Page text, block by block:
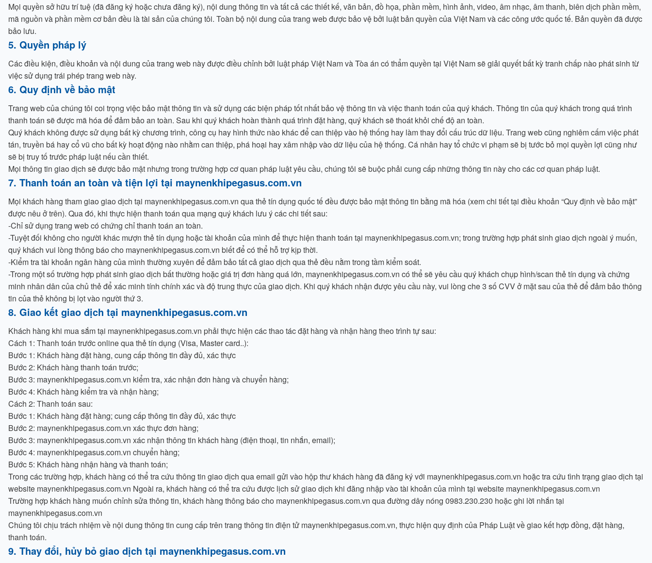
Mọi quyền sở hữu trí tuệ (đã đăng ký hoặc chưa đăng ký), nội dung thông tin và tất cả các thiết kế, văn bản, đồ họa, phần mềm, hình ảnh, video, âm nhạc, âm thanh, biên dịch phần mềm,
mã nguồn và phần mềm cơ bản đều là tài sản của chúng tôi. Toàn bộ nội dung của trang web được bảo vệ bởi luật bản quyền của Việt Nam và các công ước quốc tế. Bản quyền đã được
bảo lưu.
5. Quyền pháp lý
Các điều kiện, điều khoản và nội dung của trang web này được điều chỉnh bởi luật pháp Việt Nam và Tòa án có thẩm quyền tại Việt Nam sẽ giải quyết bất kỳ tranh chấp nào phát sinh từ
việc sử dụng trái phép trang web này.
6. Quy định về bảo mật
Trang web của chúng tôi coi trọng việc bảo mật thông tin và sử dụng các biện pháp tốt nhất bảo vệ thông tin và việc thanh toán của quý khách. Thông tin của quý khách trong quá trình
thanh toán sẽ được mã hóa để đảm bảo an toàn. Sau khi quý khách hoàn thành quá trình đặt hàng, quý khách sẽ thoát khỏi chế độ an toàn.
Quý khách không được sử dụng bất kỳ chương trình, công cụ hay hình thức nào khác để can thiệp vào hệ thống hay làm thay đổi cấu trúc dữ liệu. Trang web cũng nghiêm cấm việc phát
tán, truyền bá hay cổ vũ cho bất kỳ hoạt động nào nhằm can thiệp, phá hoại hay xâm nhập vào dữ liệu của hệ thống. Cá nhân hay tổ chức vi phạm sẽ bị tước bỏ mọi quyền lợi cũng như
sẽ bị truy tố trước pháp luật nếu cần thiết.
Mọi thông tin giao dịch sẽ được bảo mật nhưng trong trường hợp cơ quan pháp luật yêu cầu, chúng tôi sẽ buộc phải cung cấp những thông tin này cho các cơ quan pháp luật.
7. Thanh toán an toàn và tiện lợi tại maynenkhipegasus.com.vn
Mọi khách hàng tham giao giao dịch tại maynenkhipegasus.com.vn qua thẻ tín dụng quốc tế đều được bảo mật thông tin bằng mã hóa (xem chi tiết tại điều khoản “Quy định về bảo mật”
được nêu ở trên). Qua đó, khi thực hiện thanh toán qua mạng quý khách lưu ý các chi tiết sau:
-Chỉ sử dụng trang web có chứng chỉ thanh toán an toàn.
-Tuyệt đối không cho người khác mượn thẻ tín dụng hoặc tài khoản của mình để thực hiện thanh toán tại maynenkhipegasus.com.vn; trong trường hợp phát sinh giao dịch ngoài ý muốn,
quý khách vui lòng thông báo cho maynenkhipegasus.com.vn biết để có thể hỗ trợ kịp thời.
-Kiểm tra tài khoản ngân hàng của mình thường xuyên để đảm bảo tất cả giao dịch qua thẻ đều nằm trong tầm kiểm soát.
-Trong một số trường hợp phát sinh giao dịch bất thường hoặc giá trị đơn hàng quá lớn, maynenkhipegasus.com.vn có thể sẽ yêu cầu quý khách chụp hình/scan thẻ tín dụng và chứng
minh nhân dân của chủ thẻ để xác minh tính chính xác và độ trung thực của giao dịch. Khi quý khách nhận được yêu cầu này, vui lòng che 3 số CVV ở mặt sau của thẻ để đảm bảo thông
tin của thẻ không bị lọt vào người thứ 3.
8. Giao kết giao dịch tại maynenkhipegasus.com.vn
Khách hàng khi mua sắm tại maynenkhipegasus.com.vn phải thực hiện các thao tác đặt hàng và nhận hàng theo trình tự sau:
Cách 1: Thanh toán trước online qua thẻ tín dụng (Visa, Master card..):
Bước 1: Khách hàng đặt hàng, cung cấp thông tin đầy đủ, xác thực
Bước 2: Khách hàng thanh toán trước;
Bước 3: maynenkhipegasus.com.vn kiểm tra, xác nhận đơn hàng và chuyển hàng;
Bước 4: Khách hàng kiểm tra và nhận hàng;
Cách 2: Thanh toán sau:
Bước 1: Khách hàng đặt hàng; cung cấp thông tin đầy đủ, xác thực
Bước 2: maynenkhipegasus.com.vn xác thực đơn hàng;
Bước 3: maynenkhipegasus.com.vn xác nhận thông tin khách hàng (điện thoại, tin nhắn, email);
Bước 4: maynenkhipegasus.com.vn chuyển hàng;
Bước 5: Khách hàng nhận hàng và thanh toán;
Trong các trường hợp, khách hàng có thể tra cứu thông tin giao dịch qua email gửi vào hộp thư khách hàng đã đăng ký với maynenkhipegasus.com.vn hoặc tra cứu tình trạng giao dịch tại
website maynenkhipegasus.com.vn Ngoài ra, khách hàng có thể tra cứu được lịch sử giao dịch khi đăng nhập vào tài khoản của mình tại website maynenkhipegasus.com.vn
Trường hợp khách hàng muốn chỉnh sửa thông tin, khách hàng thông báo cho maynenkhipegasus.com.vn qua đường dây nóng 0983.230.230 hoặc ghi lời nhắn tại
maynenkhipegasus.com.vn
Chúng tôi chịu trách nhiệm về nội dung thông tin cung cấp trên trang thông tin điện tử maynenkhipegasus.com.vn, thực hiện quy định của Pháp Luật về giao kết hợp đồng, đặt hàng,
thanh toán.
9. Thay đổi, hủy bỏ giao dịch tại maynenkhipegasus.com.vn